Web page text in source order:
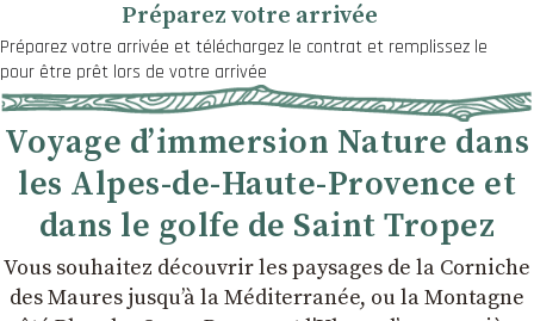
Préparez votre arrivée
Préparez votre arrivée et téléchargez le contrat et remplissez le
pour être prêt lors de votre arrivée
Voyage d’immersion Nature dans
les Alpes-de-Haute-Provence et
dans le golfe de Saint Tropez
Vous souhaitez découvrir les paysages de la Corniche
des Maures jusqu’à la Méditerranée, ou la Montagne